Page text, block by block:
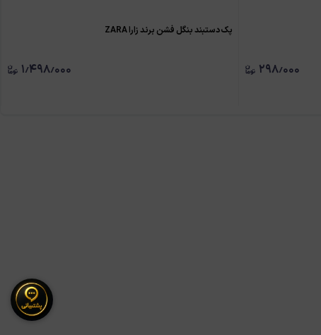
۲۹۸٫۰۰۰
پک دستبند بنگل فشن برند زارا ZARA
۱٫۴۹۸٫۰۰۰